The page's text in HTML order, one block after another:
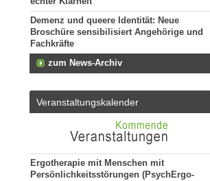
Demenz und queere Identität: Neue
Broschüre sensibilisiert Angehörige und
Fachkräfte
zum News-Archiv
Veranstaltungskalender
Ergotherapie mit Menschen mit
Persönlichkeitsstörungen (PsychErgo-